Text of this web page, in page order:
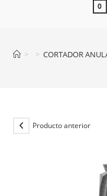
0
> > CORTADOR
Producto anterior